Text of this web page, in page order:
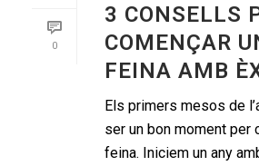
0
3 CONSELLS
COMENÇAR
FEINA AMB
Els primers mesos de
ser un bon moment per
feina. Iniciem un any